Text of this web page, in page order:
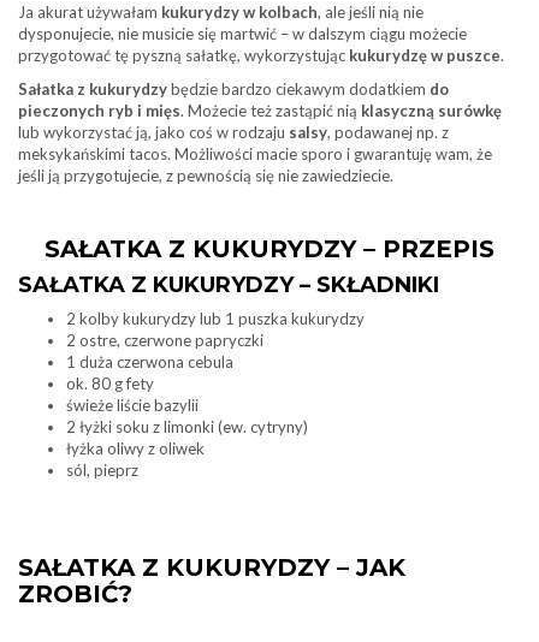
Ja akurat używałam kukurydzy w kolbach, ale jeśli nią nie
dysponujecie, nie musicie się martwić – w dalszym ciągu możecie
przygotować tę pyszną sałatkę, wykorzystując kukurydzę w puszce.
Sałatka z kukurydzybędzie bardzo ciekawym dodatkiem do
pieczonych ryb i mięs. Możecie też zastąpić nią klasyczną surówkę
lub wykorzystać ją, jako coś w rodzaju salsy, podawanej np. z
meksykańskimi tacos. Możliwości macie sporo i gwarantuję wam, że
jeśli ją przygotujecie, z pewnością się nie zawiedziecie.
SAŁATKA Z KUKURYDZY – PRZEPIS
SAŁATKA Z KUKURYDZY – SKŁADNIKI
2 kolby kukurydzy lub 1 puszka kukurydzy
2 ostre, czerwone papryczki
1 duża czerwona cebula
ok. 80 g fety
świeże liście bazylii
2 łyżki soku z limonki (ew. cytryny)
łyżka oliwy z oliwek
sól, pieprz
SAŁATKA Z KUKURYDZY – JAK
ZROBIĆ?